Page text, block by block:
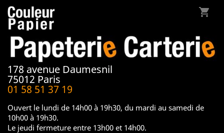
shopping_cart
178 avenue Daumesnil
75012 Paris
01 58 51 37 19
Ouvert le lundi de 14h00 à 19h30, du mardi au samedi de
10h00 à 19h30.
Le jeudi fermeture entre 13h00 et 14h00.